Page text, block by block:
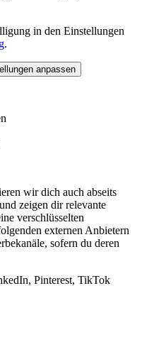
in den Einstellungen
.
anpassen
wir dich auch abseits
zeigen dir relevante
verschlüsselten
externen Anbietern
sofern du deren
Pinterest, TikTok